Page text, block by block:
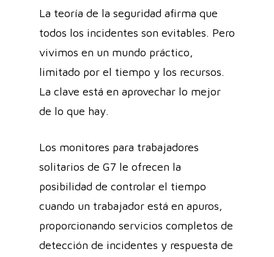
La teoría de la seguridad afirma que
todos los incidentes son evitables. Pero
vivimos en un mundo práctico,
limitado por el tiempo y los recursos.
La clave está en aprovechar lo mejor
de lo que hay.
Los monitores para trabajadores
solitarios de G7 le ofrecen la
posibilidad de controlar el tiempo
cuando un trabajador está en apuros,
proporcionando servicios completos de
detección de incidentes y respuesta de